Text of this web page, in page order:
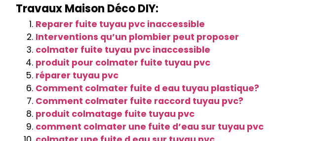
Travaux Maison Déco DIY:
Reparer fuite tuyau pvc inaccessible
Interventions qu’un plombier peut proposer
colmater fuite tuyau pvc inaccessible
produit pour colmater fuite tuyau pvc
réparer tuyau pvc
Comment colmater fuite d eau tuyau plastique?
Comment colmater fuite raccord tuyau pvc?
produit colmatage fuite tuyau pvc
comment colmater une fuite d’eau sur tuyau pvc